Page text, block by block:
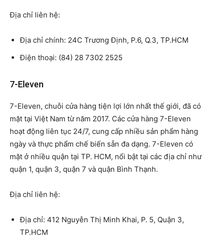
Địa chỉ liên hệ:
Địa chỉ chính: 24C Trương Định, P.6, Q.3, TP.HCM
Điện thoại: (84) 28 7302 2525
7-Eleven
7-Eleven, chuỗi cửa hàng tiện lợi lớn nhất thế giới, đã có
mặt tại Việt Nam từ năm 2017. Các cửa hàng 7-Eleven
hoạt động liên tục 24/7, cung cấp nhiều sản phẩm hàng
ngày và thực phẩm chế biến sẵn đa dạng. 7-Eleven có
mặt ở nhiều quận tại TP. HCM, nổi bật tại các địa chỉ như
quận 1, quận 3, quận 7 và quận Bình Thạnh.
Địa chỉ liên hệ:
Địa chỉ: 412 Nguyễn Thị Minh Khai, P. 5, Quận 3,
TP.HCM